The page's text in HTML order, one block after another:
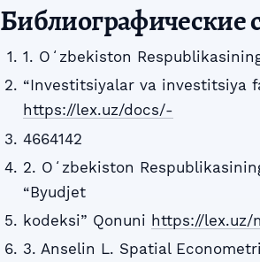
Библиографические
1. Oʻzbekiston
“Investitsiyalar va investitsiya
https://lex.uz/docs/-
4664142
2. Oʻzbekiston
“Byudjet
kodeksi” Qonuni https://lex.uz/
3. Anselin L. Spatial